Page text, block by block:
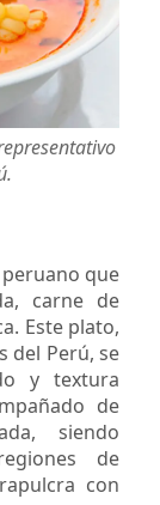
que
carne de
Este plato,
del Perú, se
y textura
de
siendo
de
con